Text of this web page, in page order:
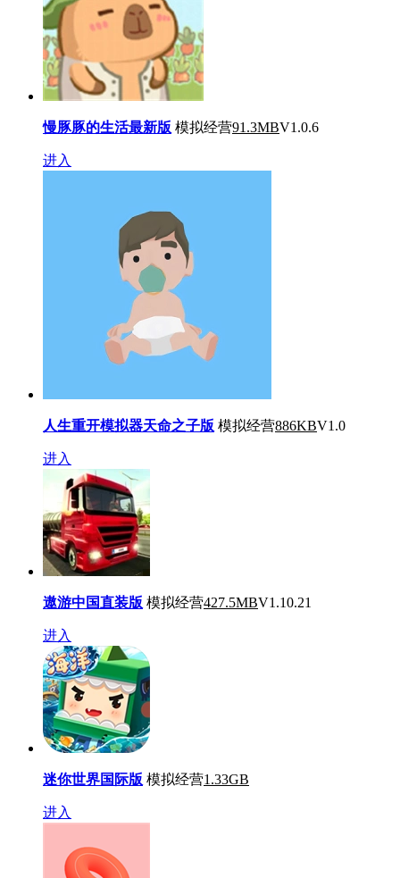
慢豚豚的生活最新版 模拟经营91.3MBV1.0.6
进入
人生重开模拟器天命之子版 模拟经营886KBV1.0
进入
遨游中国直装版 模拟经营427.5MBV1.10.21
进入
迷你世界国际版 模拟经营1.33GB
进入